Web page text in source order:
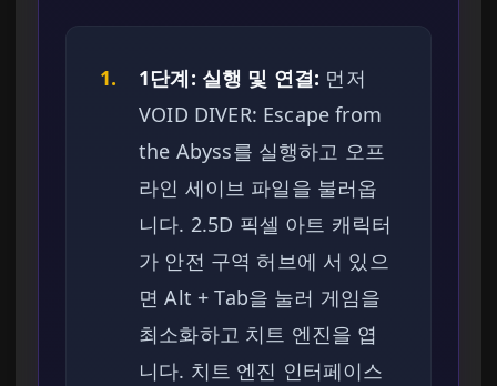
1. 1단계: 실행 및 연결: 먼저
VOID DIVER: Escape from
the Abyss를 실행하고 오프
라인 세이브 파일을 불러옵
니다. 2.5D 픽셀 아트 캐릭터
가 안전 구역 허브에 서 있으
면 Alt + Tab을 눌러 게임을
최소화하고 치트 엔진을 엽
니다. 치트 엔진 인터페이스